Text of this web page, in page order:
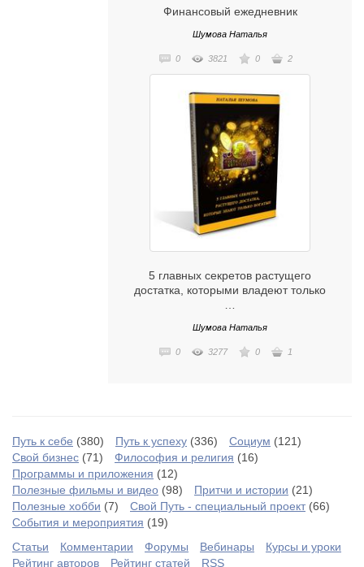
Финансовый ежедневник
Шумова Наталья
0 3821 0 2
5 главных секретов растущего
достатка, которыми владеют только
Шумова Наталья
0 3277 0 1
Путь к себе (380) Путь к успеху (336) Социум (121)
Свой бизнес (71) Философия и религия (16)
Программы и приложения (12)
Полезные фильмы и видео (98) Притчи и истории (21)
Полезные хобби (7) Свой Путь - специальный проект(66)
События и мероприятия (19)
Статьи
Комментарии Форумы Вебинары
Курсы и уроки
Рейтинг авторов
Рейтинг статей RSS